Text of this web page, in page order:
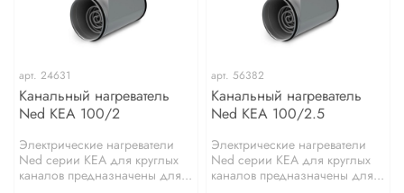
арт. 24631
Канальный нагреватель
Ned KEA 100/2
Электрические нагреватели
Ned серии KEA для круглых
каналов предназначены для...
арт. 56382
Канальный нагреватель
Ned KEA 100/2.5
Электрические нагреватели
Ned серии KEA для круглых
каналов предназначены для...